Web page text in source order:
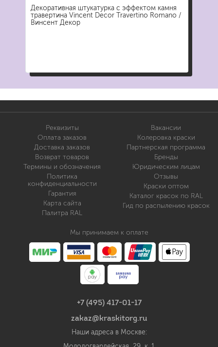
Декоративная штукатурка с эффектом камня
травертина Vincent Decor Travertino Romano /
Винсент Декор
Реквизиты
Оплата заказов
Доставка заказов
Возврат товаров
Термины и обозначения
Политика
конфиденциальности
Гарантия
Карта сайта
Палитра RAL
Вакансии
Колеровка краски
Партнерская программа
Бренды
Юридическим лицам
Отзывы
Краски оптом
Каталог красок по RAL
Гид по распылению красок
Мы принимаем к оплате
+7 (495) 417-01-17
zakaz@kraskitorg.ru
Наши адреса в Москве: